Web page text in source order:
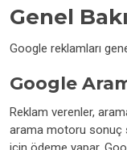
Genel
Google reklamları
Google
Reklam verenler,
arama motoru sonuç